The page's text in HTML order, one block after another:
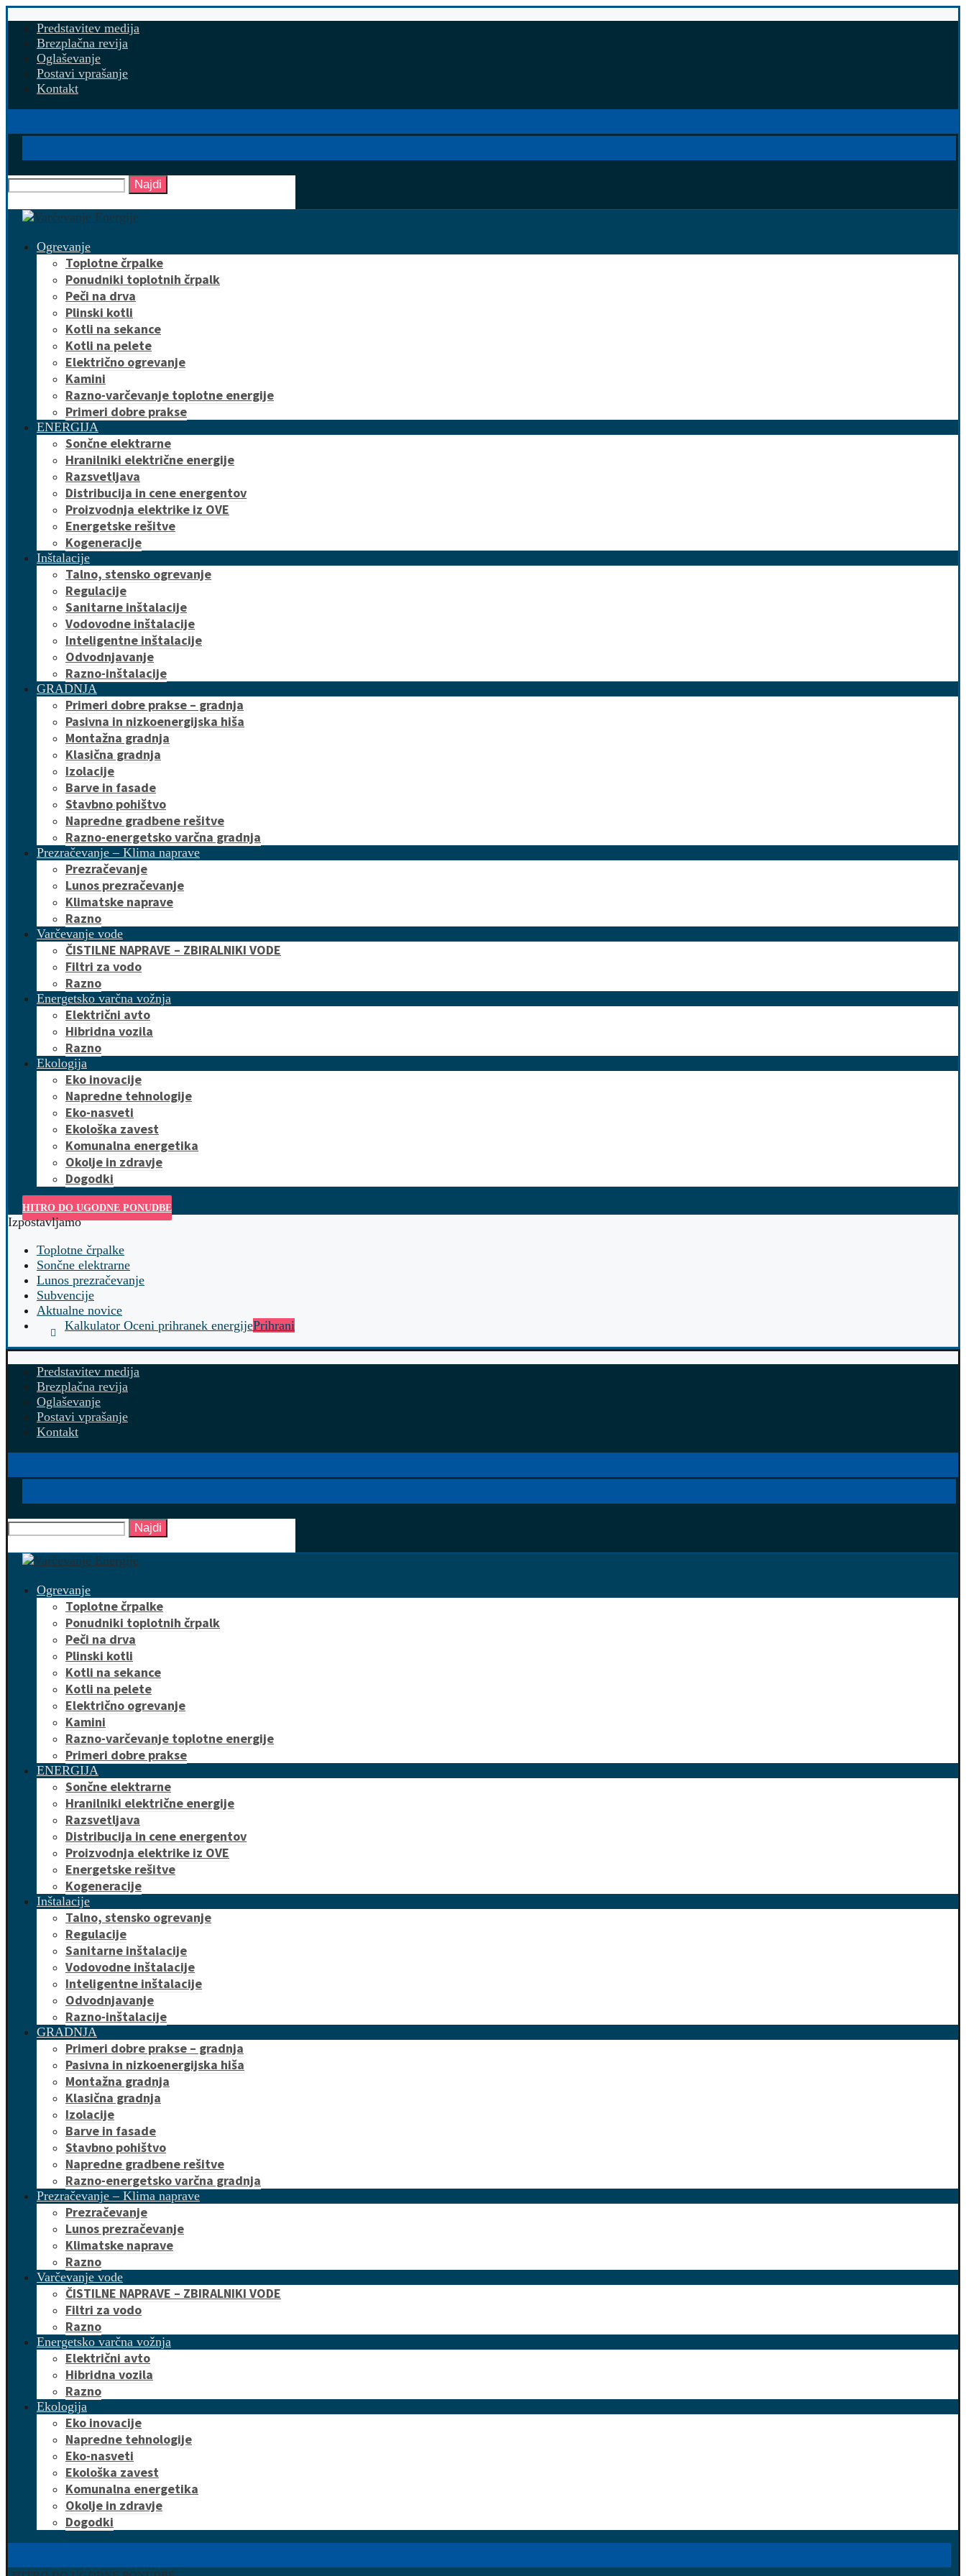
Predstavitev medija
Brezplačna revija
Oglaševanje
Postavi vprašanje
Kontakt
Najdi
Ogrevanje
Toplotne črpalke
Ponudniki toplotnih črpalk
Peči na drva
Plinski kotli
Kotli na sekance
Kotli na pelete
Električno ogrevanje
Kamini
Razno-varčevanje toplotne energije
Primeri dobre prakse
ENERGIJA
Sončne elektrarne
Hranilniki električne energije
Razsvetljava
Distribucija in cene energentov
Proizvodnja elektrike iz OVE
Energetske rešitve
Kogeneracije
Inštalacije
Talno, stensko ogrevanje
Regulacije
Sanitarne inštalacije
Vodovodne inštalacije
Inteligentne inštalacije
Odvodnjavanje
Razno-inštalacije
GRADNJA
Primeri dobre prakse – gradnja
Pasivna in nizkoenergijska hiša
Montažna gradnja
Klasična gradnja
Izolacije
Barve in fasade
Stavbno pohištvo
Napredne gradbene rešitve
Razno-energetsko varčna gradnja
Prezračevanje – Klima naprave
Prezračevanje
Lunos prezračevanje
Klimatske naprave
Razno
Varčevanje vode
ČISTILNE NAPRAVE – ZBIRALNIKI VODE
Filtri za vodo
Razno
Energetsko varčna vožnja
Električni avto
Hibridna vozila
Razno
Ekologija
Eko inovacije
Napredne tehnologije
Eko-nasveti
Ekološka zavest
Komunalna energetika
Okolje in zdravje
Dogodki
HITRO DO UGODNE PONUDBE
Izpostavljamo
Toplotne črpalke
Sončne elektrarne
Lunos prezračevanje
Subvencije
Aktualne novice
Kalkulator Oceni prihranek energijePrihrani
Predstavitev medija
Brezplačna revija
Oglaševanje
Postavi vprašanje
Kontakt
Najdi
Ogrevanje
Toplotne črpalke
Ponudniki toplotnih črpalk
Peči na drva
Plinski kotli
Kotli na sekance
Kotli na pelete
Električno ogrevanje
Kamini
Razno-varčevanje toplotne energije
Primeri dobre prakse
ENERGIJA
Sončne elektrarne
Hranilniki električne energije
Razsvetljava
Distribucija in cene energentov
Proizvodnja elektrike iz OVE
Energetske rešitve
Kogeneracije
Inštalacije
Talno, stensko ogrevanje
Regulacije
Sanitarne inštalacije
Vodovodne inštalacije
Inteligentne inštalacije
Odvodnjavanje
Razno-inštalacije
GRADNJA
Primeri dobre prakse – gradnja
Pasivna in nizkoenergijska hiša
Montažna gradnja
Klasična gradnja
Izolacije
Barve in fasade
Stavbno pohištvo
Napredne gradbene rešitve
Razno-energetsko varčna gradnja
Prezračevanje – Klima naprave
Prezračevanje
Lunos prezračevanje
Klimatske naprave
Razno
Varčevanje vode
ČISTILNE NAPRAVE – ZBIRALNIKI VODE
Filtri za vodo
Razno
Energetsko varčna vožnja
Električni avto
Hibridna vozila
Razno
Ekologija
Eko inovacije
Napredne tehnologije
Eko-nasveti
Ekološka zavest
Komunalna energetika
Okolje in zdravje
Dogodki